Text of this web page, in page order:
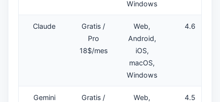
Windows
Claude
Gratis /
Pro
18$/mes
Web,
Android,
iOS,
macOS,
Windows
4.6
Gemini
Gratis /
Web,
4.5